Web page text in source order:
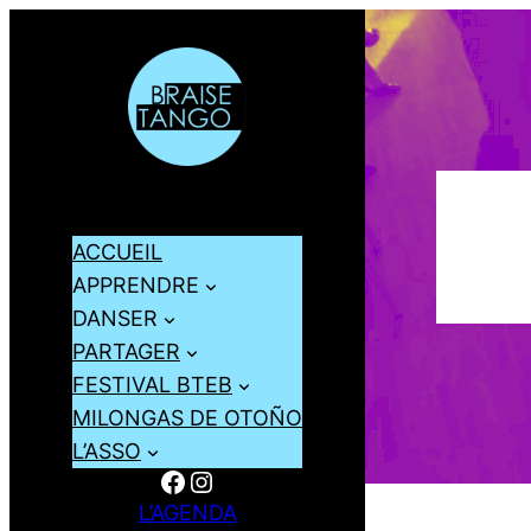
ACCUEIL
APPRENDRE
DANSER
PARTAGER
FESTIVAL BTEB
MILONGAS DE OTOÑO
L’ASSO
Facebook Instagram
L’AGENDA